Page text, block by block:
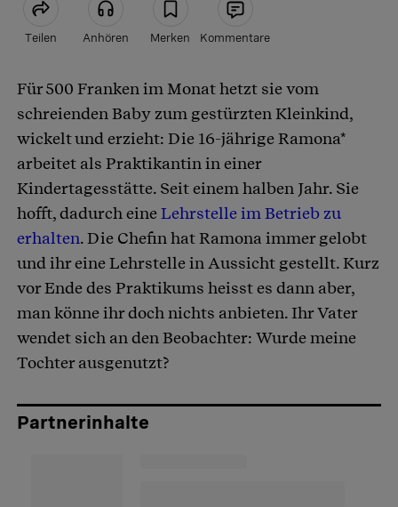
Teilen Anhören Merken Kommentare
Artikel teilen
Für 500 Franken im Monat hetzt sie vom
schreienden Baby zum gestürzten Kleinkind,
wickelt und erzieht: Die 16-jährige Ramona*
arbeitet als Praktikantin in einer
Kindertagesstätte. Seit einem halben Jahr. Sie
hofft, dadurch eineLehrstelle im Betrieb zu
erhalten. Die Chefin hat Ramona immer gelobt
und ihr eine Lehrstelle in Aussicht gestellt. Kurz
vor Ende des Praktikums heisst es dann aber,
man könne ihr doch nichts anbieten. Ihr Vater
wendet sich an den Beobachter: Wurde meine
Tochter ausgenutzt?
Partnerinhalte